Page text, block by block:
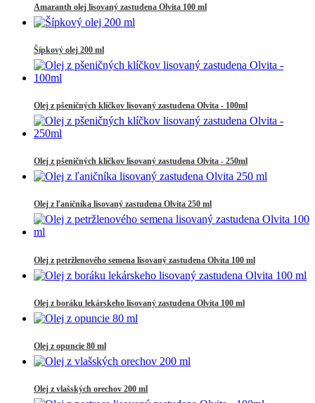
Amaranth olej lisovaný zastudena Olvita 100 ml
Šípkový olej 200 ml
Olej z pšeničných klíčkov lisovaný zastudena Olvita - 100ml
Olej z pšeničných klíčkov lisovaný zastudena Olvita - 250ml
Olej z ľaničníka lisovaný zastudena Olvita 250 ml
Olej z petržlenového semena lisovaný zastudena Olvita 100 ml
Olej z boráku lekárskeho lisovaný zastudena Olvita 100 ml
Olej z opuncie 80 ml
Olej z vlašských orechov 200 ml